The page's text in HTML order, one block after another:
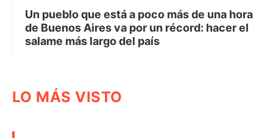
Un pueblo que está a poco más de una hora
de Buenos Aires va por un récord: hacer el
salame más largo del país
LO MÁS VISTO